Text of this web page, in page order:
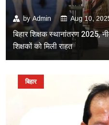
byAdmin Aug 10,
बिहार शिक्षक स्थानांतरण 2025,
शिक्षकों को मिली राहत
बिहार